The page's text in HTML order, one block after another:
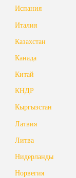
Испания
Италия
Казахстан
Канада
Китай
КНДР
Кыргызстан
Латвия
Литва
Нидерланды
Норвегия